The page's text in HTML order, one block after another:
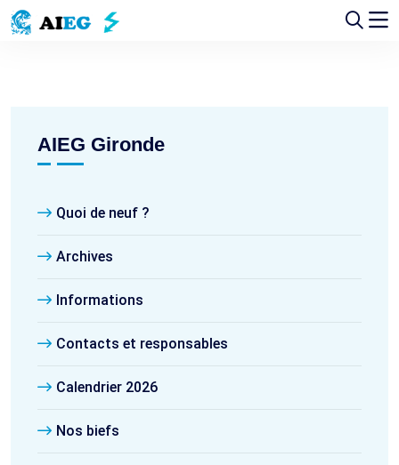
AIEG Gironde
Quoi de neuf ?
Archives
Informations
Contacts et responsables
Calendrier 2026
Nos biefs